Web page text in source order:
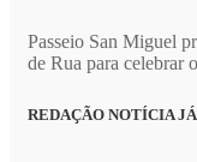
Passeio San Miguel
de Rua para celebrar
REDAÇÃO NOTÍCIA JÁ